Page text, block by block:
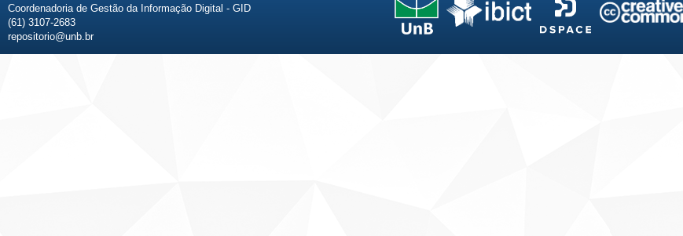
Coordenadoria de Gestão da Informação Digital - GID
(61) 3107-2683
repositorio@unb.br